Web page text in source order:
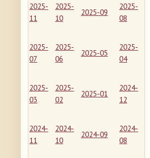
2025-
11
2025-
10
2025-09
2025-
08
2025-
07
2025-
06
2025-05
2025-
04
2025-
03
2025-
02
2025-01
2024-
12
2024-
11
2024-
10
2024-09
2024-
08